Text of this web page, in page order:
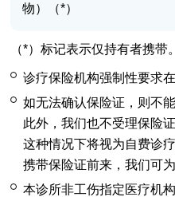
物）（*）
（*）标记表示仅持有者携带。
诊疗保险机构强制性要求
如无法确认保险证，则不
此外，我们也不受理保险证
这种情况下将视为自费诊
携带保险证前来，我们可
本诊所非工伤指定医疗机